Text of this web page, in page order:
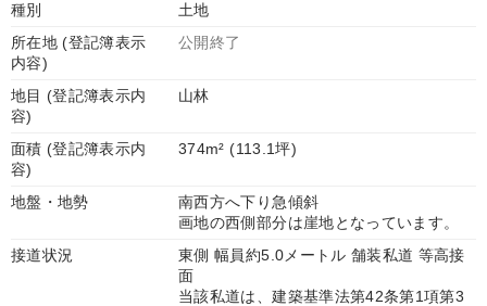
種別
土地
所在地 (登記簿表示
内容)
公開終了
地目 (登記簿表示内
容)
山林
面積 (登記簿表示内
容)
374m² (113.1坪)
地盤・地勢
南西方へ下り急傾斜
画地の西側部分は崖地となっています。
接道状況
東側 幅員約5.0メートル 舗装私道 等高接
面
当該私道は、建築基準法第42条第1項第3